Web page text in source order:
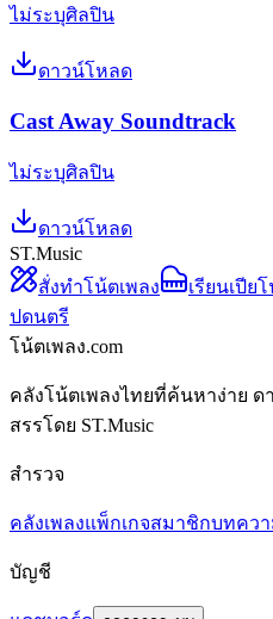
ไม่ระบุศิลปิน
ดาวน์โหลด
Cast Away Soundtrack
ไม่ระบุศิลปิน
ดาวน์โหลด
ST.Music
สั่งทำโน้ตเพลง
เรียนเปีย
ปดนตรี
โน้ตเพลง.com
คลังโน้ตเพลงไทยที่ค้นหาง่าย
สรรโดย ST.Music
สำรวจ
คลังเพลงแพ็กเกจสมาชิกบทคว
บัญชี